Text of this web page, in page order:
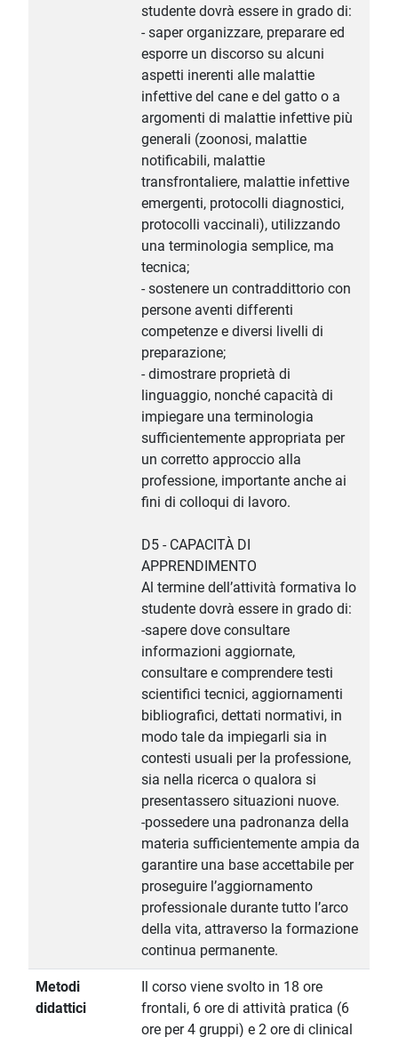
studente dovrà essere in grado di:
- saper organizzare, preparare ed
esporre un discorso su alcuni
aspetti inerenti alle malattie
infettive del cane e del gatto o a
argomenti di malattie infettive più
generali (zoonosi, malattie
notificabili, malattie
transfrontaliere, malattie infettive
emergenti, protocolli diagnostici,
protocolli vaccinali), utilizzando
una terminologia semplice, ma
tecnica;
- sostenere un contraddittorio con
persone aventi differenti
competenze e diversi livelli di
preparazione;
- dimostrare proprietà di
linguaggio, nonché capacità di
impiegare una terminologia
sufficientemente appropriata per
un corretto approccio alla
professione, importante anche ai
fini di colloqui di lavoro.
D5 - CAPACITÀ DI
APPRENDIMENTO
Al termine dell’attività formativa lo
studente dovrà essere in grado di:
-sapere dove consultare
informazioni aggiornate,
consultare e comprendere testi
scientifici tecnici, aggiornamenti
bibliografici, dettati normativi, in
modo tale da impiegarli sia in
contesti usuali per la professione,
sia nella ricerca o qualora si
presentassero situazioni nuove.
-possedere una padronanza della
materia sufficientemente ampia da
garantire una base accettabile per
proseguire l’aggiornamento
professionale durante tutto l’arco
della vita, attraverso la formazione
continua permanente.
Metodi
didattici
Il corso viene svolto in 18 ore
frontali, 6 ore di attività pratica (6
ore per 4 gruppi) e 2 ore di clinical